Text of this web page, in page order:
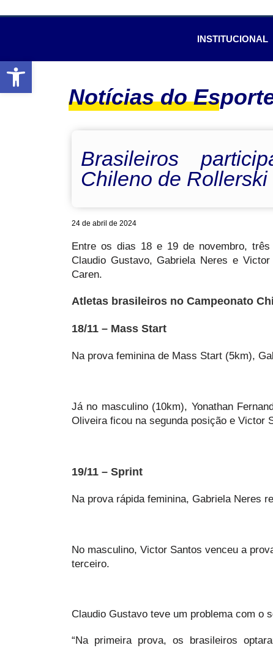
Abrir a barra de ferramentas
INSTITUCIONAL
Notícias do
Brasileiros
Chileno de Rollerski
24 de abril de 2024
Entre os dias 18 e 19 de novembro,
Claudio Gustavo, Gabriela Neres e
Caren.
Atletas brasileiros no Campeonato
18/11 – Mass Start
Na prova feminina de Mass Start (5km),
Já no masculino (10km), Yonathan
Oliveira ficou na segunda posição e Victor
19/11 – Sprint
Na prova rápida feminina, Gabriela Neres
No masculino, Victor Santos venceu a
terceiro.
Claudio Gustavo teve um problema com o
“Na primeira prova, os brasileiros